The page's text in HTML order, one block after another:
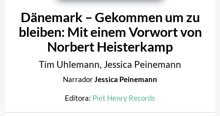
Dänemark – Gekommen um zu
bleiben: Mit einem Vorwort von
Norbert Heisterkamp
Tim Uhlemann, Jessica Peinemann
NarradorJessica Peinemann
Editora: Piet Henry Records